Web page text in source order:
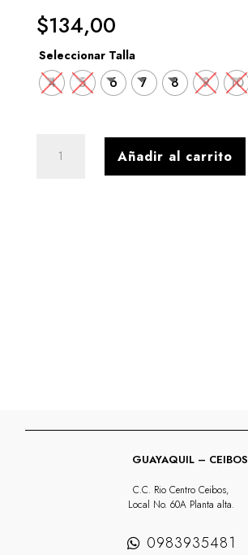
$134,00
Seleccionar Talla
4 5 6 7 8 9 10
CUERO
Añadir al carrito
GUAYAQUIL – CEIBOS
C.C. Rio Centro Ceibos,
Local No. 60A Planta alta.
0983935481